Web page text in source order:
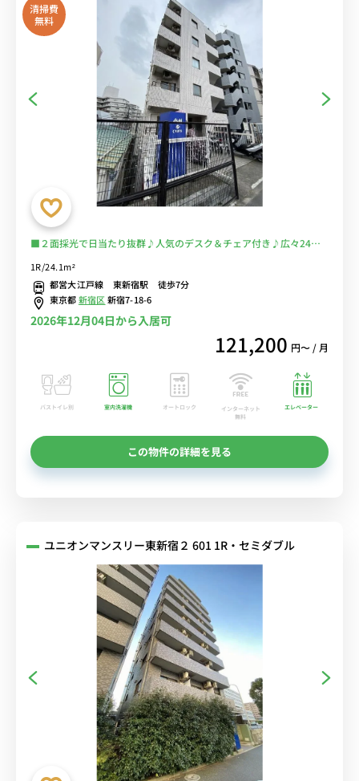
清掃費
無料
■２面採光で日当たり抜群♪人気のデスク＆チェア付き♪広々24
☆■選べるWi-Fi格安レンタル中！
1R/24.1m²
都営大江戸線 東新宿駅 徒歩7分
東京都新宿区新宿7-18-6
2026年12月04日から入居可
121,200 円〜 / 月
バストイレ別 室内洗濯機 オートロック
インターネット
無料
エレベーター
この物件の詳細を見る
ユニオンマンスリー東新宿２ 601 1R・セミダブル